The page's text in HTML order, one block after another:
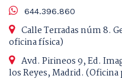
644.396.860
Calle Terradas núm 8.
oficina física)
Avd. Pirineos 9, Ed.
los Reyes, Madrid. (Oficina